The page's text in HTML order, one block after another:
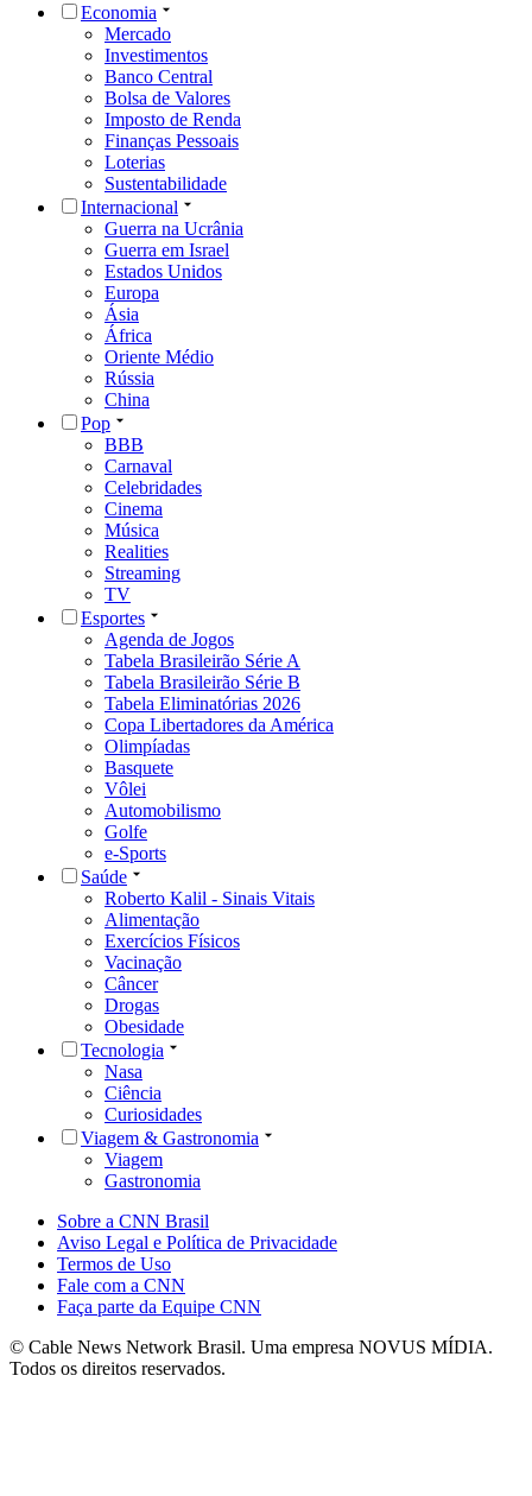
Economia
Mercado
Investimentos
Banco Central
Bolsa de Valores
Imposto de Renda
Finanças Pessoais
Loterias
Sustentabilidade
Internacional
Guerra na Ucrânia
Guerra em Israel
Estados Unidos
Europa
Ásia
África
Oriente Médio
Rússia
China
Pop
BBB
Carnaval
Celebridades
Cinema
Música
Realities
Streaming
TV
Esportes
Agenda de Jogos
Tabela Brasileirão Série A
Tabela Brasileirão Série B
Tabela Eliminatórias 2026
Copa Libertadores da América
Olimpíadas
Basquete
Vôlei
Automobilismo
Golfe
e-Sports
Saúde
Roberto Kalil - Sinais Vitais
Alimentação
Exercícios Físicos
Vacinação
Câncer
Drogas
Obesidade
Tecnologia
Nasa
Ciência
Curiosidades
Viagem & Gastronomia
Viagem
Gastronomia
Sobre a CNN Brasil
Aviso Legal e Política de Privacidade
Termos de Uso
Fale com a CNN
Faça parte da Equipe CNN
© Cable News Network Brasil. Uma empresa NOVUS MÍDIA.
Todos os direitos reservados.